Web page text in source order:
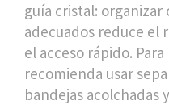
guía cristal: organizar
adecuados reduce el
el acceso rápido.
recomienda usar
bandejas acolchadas